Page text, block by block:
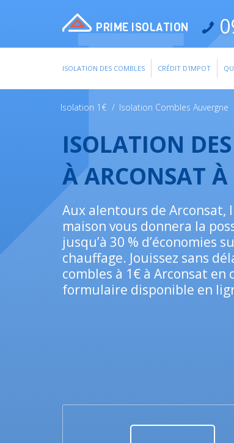
PRIME ISOLATION
ISOLATION DES COMBLES CRÉDIT D'IMPOT
Isolation 1€ / Isolation Combles Auvergne
ISOLATION
À ARCONSAT À
Aux alentours de Arconsat,
maison vous donnera la
jusqu’à 30 % d’économies
chauffage. Jouissez sans
combles à 1€ à Arconsat
formulaire disponible en